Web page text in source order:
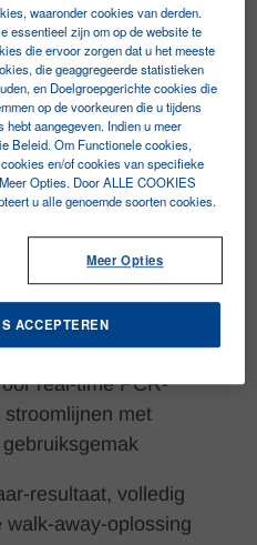
ASSAYS
A.Menarini
is ontworpen om
real-time PCR-
met
resultaat, volledig
away-oplossing
waaronder cookies van derden.
essentieel zijn om op de website te
die ervoor zorgen dat u het meeste
die geaggregeerde statistieken
en Doelgroepgerichte cookies die
op de voorkeuren die u tijdens
aangegeven. Indien u meer
Beleid. Om Functionele cookies,
en/of cookies van specifieke
Opties. Door ALLE COOKIES
u alle genoemde soorten cookies.
Meer Opties
ACCEPTEREN